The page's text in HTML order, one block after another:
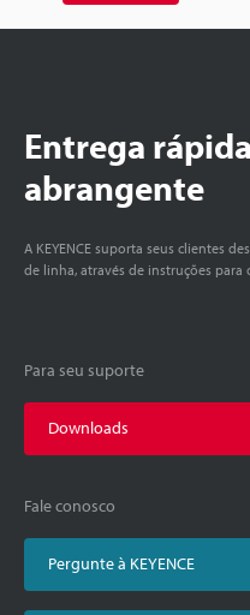
Entrega
abrangente
A KEYENCE suporta seus clientes
de linha, através de instruções
Para seu suporte
Downloads
Fale conosco
Pergunte à KEYENCE